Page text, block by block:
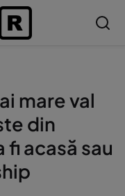
mare val
din
fi acasă sau